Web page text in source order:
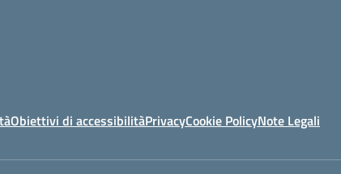
Obiettivi di accessibilitàPrivacyCookie PolicyNote Legali